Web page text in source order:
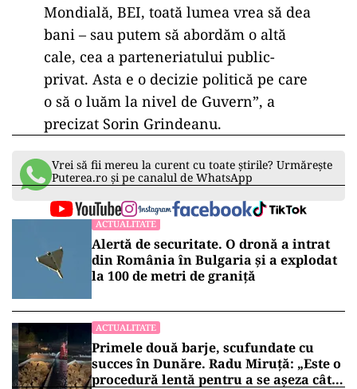
Mondială, BEI, toată lumea vrea să dea
bani – sau putem să abordăm o altă
cale, cea a parteneriatului public-
privat. Asta e o decizie politică pe care
o să o luăm la nivel de Guvern”, a
precizat Sorin Grindeanu.
Vrei să fii mereu la curent cu toate știrile? Urmărește
Puterea.ro și pe canalul de WhatsApp
ACTUALITATE
Alertă de securitate. O dronă a intrat
din România în Bulgaria şi a explodat
la 100 de metri de graniţă
ACTUALITATE
Primele două barje, scufundate cu
succes în Dunăre. Radu Miruță: „Este o
procedură lentă pentru a se așeza cât